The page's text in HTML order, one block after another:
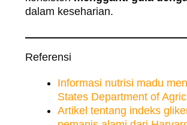
dalam keseharian.
Referensi
Informasi nutrisi madu
States Department of
Artikel tentang indeks